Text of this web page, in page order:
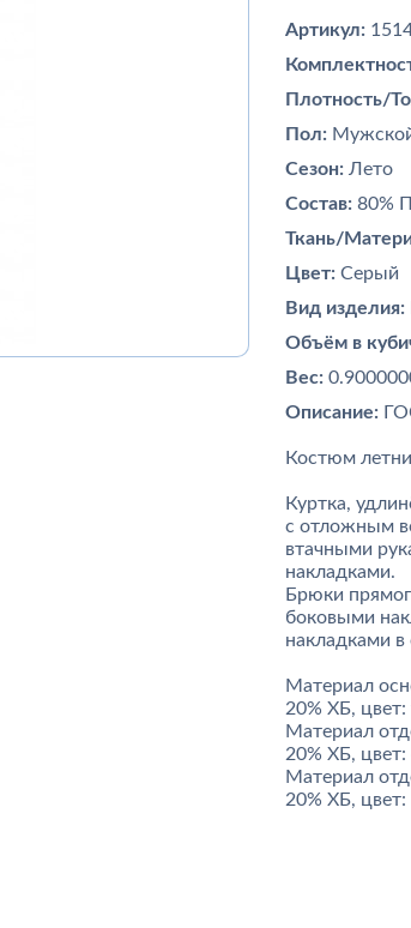
Артикул:
Плотность/
Пол:
Сезон: Лето
Состав: 80%
Ткань/
Цвет: Серый
Вид изделия:
Объём в
Вес:
Описание:
Костюм
Куртка,
с отложным
втачными
накладками.
Брюки
боковыми
накладками в
Материал
20% ХБ,
Материал
20% ХБ,
Материал
20% ХБ,